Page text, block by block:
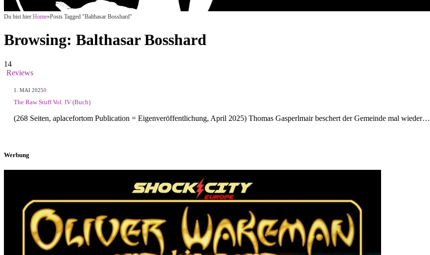
Du bist hier:Home»Posts Tagged "Balthasar Bosshard"
Browsing: Balthasar Bosshard
14
Reviews
1. MAI 20250
The Raw Stuff Vol. IV (Buch)
(268 Seiten, aplacefortom Publication = Eigenveröffentlichung, April 2025) Thomas Gasperlmair beschert der Gemeinde mal wieder…
Werbung